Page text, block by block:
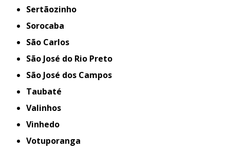
Sertãozinho
Sorocaba
São Carlos
São José do Rio Preto
São José dos Campos
Taubaté
Valinhos
Vinhedo
Votuporanga